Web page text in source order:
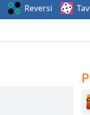
Reversi